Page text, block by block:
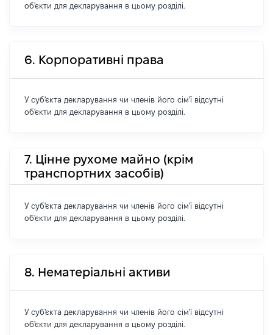
об'єкти для декларування в цьому розділі.
6. Корпоративні права
У суб'єкта декларування чи членів його сім'ї відсутні
об'єкти для декларування в цьому розділі.
7. Цінне рухоме майно (крім
транспортних засобів)
У суб'єкта декларування чи членів його сім'ї відсутні
об'єкти для декларування в цьому розділі.
8. Нематеріальні активи
У суб'єкта декларування чи членів його сім'ї відсутні
об'єкти для декларування в цьому розділі.